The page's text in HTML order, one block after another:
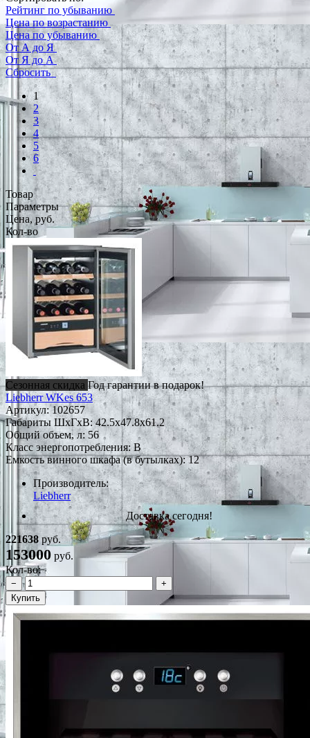
Рейтинг по убыванию
Цена по возрастанию
Цена по убыванию
От А до Я
От Я до А
Сбросить
1
2
3
4
5
6
Товар
Параметры
Цена, руб.
Кол-во
Сезонная скидка Год гарантии в подарок!
Liebherr WKes 653
Артикул:102657
Габариты ШxГxВ: 42.5x47.8x61.2
Общий объем, л: 56
Класс энергопотребления: B
Емкость винного шкафа (в бутылках): 12
Производитель:
Liebherr
Доставка сегодня!
221638 руб.
153000 руб.
Кол-во:
−
+
Купить